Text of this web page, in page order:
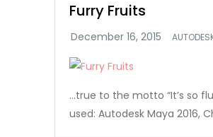
Furry Fruits
…true to the motto “It’s so
used: Autodesk Maya 2016,